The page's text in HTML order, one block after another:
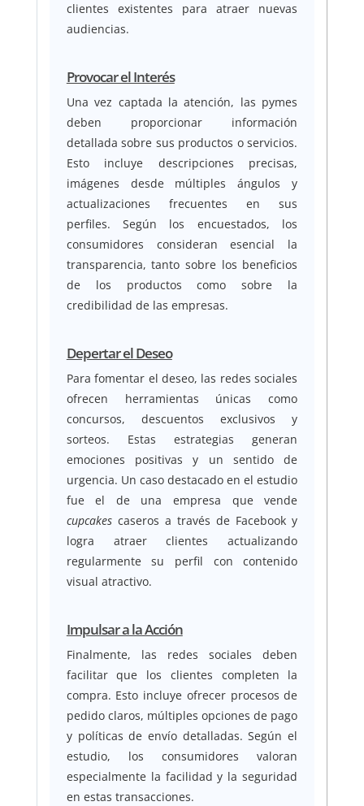
clientes existentes para atraer nuevas
audiencias.
Provocar el Interés
Una vez captada la atención, las pymes
deben proporcionar información
detallada sobre sus productos o servicios.
Esto incluye descripciones precisas,
imágenes desde múltiples ángulos y
actualizaciones frecuentes en sus
perfiles. Según los encuestados, los
consumidores consideran esencial la
transparencia, tanto sobre los beneficios
de los productos como sobre la
credibilidad de las empresas.
Depertar el Deseo
Para fomentar el deseo, las redes sociales
ofrecen herramientas únicas como
concursos, descuentos exclusivos y
sorteos. Estas estrategias generan
emociones positivas y un sentido de
urgencia. Un caso destacado en el estudio
fue el de una empresa que vende
cupcakescaseros a través de Facebook y
logra atraer clientes actualizando
regularmente su perfil con contenido
visual atractivo.
Impulsar a la Acción
Finalmente, las redes sociales deben
facilitar que los clientes completen la
compra. Esto incluye ofrecer procesos de
pedido claros, múltiples opciones de pago
y políticas de envío detalladas. Según el
estudio, los consumidores valoran
especialmente la facilidad y la seguridad
en estas transacciones.